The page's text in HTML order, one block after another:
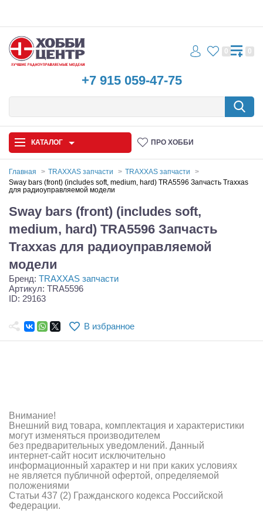
+7 915 059-47-75
0 0
КАТАЛОГ ПРО ХОББИ
Автомодели
Запчасти и аксессуары
Игрушки
Самолеты
Квадрокоптеры
Конструкторы
Зарядные устройства и блоки питания
Двигатели
Технические жидкости
Инструмент,измерительные приборы,расходники
Главная TRAXXAS запчасти
TRAXXAS запчасти
Sway bars (front) (includes soft, medium, hard) TRA5596 Запчасть Traxxas
для радиоуправляемой модели
Sway bars (front) (includes soft,
medium, hard) TRA5596 Запчасть
Traxxas для радиоуправляемой
модели
Бренд: TRAXXAS запчасти
Артикул: TRA5596
ID: 29163
В избранное
Внимание!
Внешний вид товара, комплектация и характеристики
могут изменяться производителем
без предварительных уведомлений. Данный
интернет-сайт носит исключительно
информационный характер и ни при каких условиях
не является публичной офертой, определяемой
положениями
Статьи 437 (2) Гражданского кодекса Российской
Федерации.